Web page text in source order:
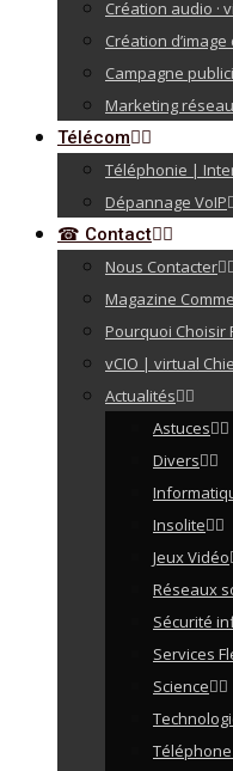
Création audio ·
Création
Campagne
Marketing
Télécom
Téléphonie |
Dépannage VoIP
☎ Contact
Nous Contacter
Magazine
Pourquoi Choisir
vCIO | virtual
Actualités
Astuces
Divers
Insolite
Jeux Vidéo
Réseaux
Sécurité
Services
Science